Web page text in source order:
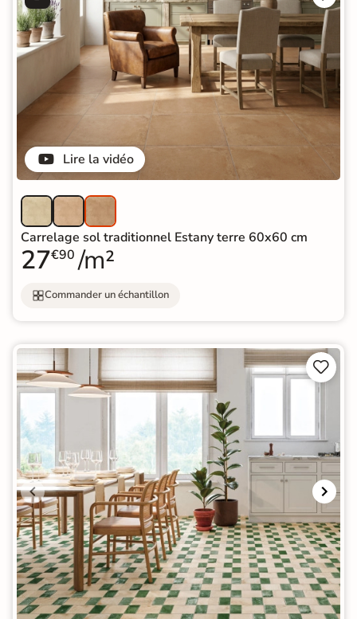
Lire la vidéo
Carrelage sol traditionnel Estany terre 60x60 cm
27€90 /m²
Commander un échantillon

